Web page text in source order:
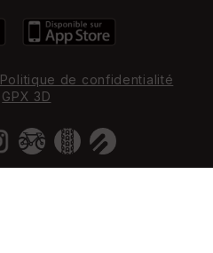
Politique de confidentialité
GPX 3D